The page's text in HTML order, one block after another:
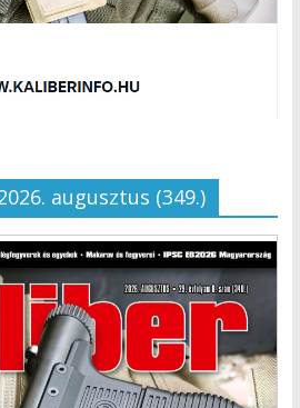
augusztus (349.)